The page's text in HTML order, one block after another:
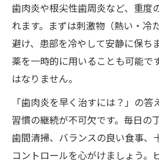
歯肉炎や根尖性歯周炎など、重度
れます。まずは刺激物（熱い・冷
避け、患部を冷やして安静に保ち
薬を一時的に用いることも可能で
はなりません。
「歯肉炎を早く治すには？」の
習慣の継続が不可欠です。毎日の
歯間清掃、バランスの良い食事、
コントロールを心がけましょう。